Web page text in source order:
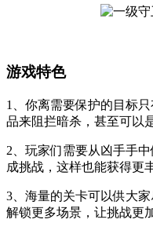
游戏特色
1、你离需要保护的目标
品来阻拦暗杀，甚至可以
2、玩家们需要从凶手手
成挑战，这样也能获得更
3、海量的关卡可以供大
解锁更多场景，让挑战更